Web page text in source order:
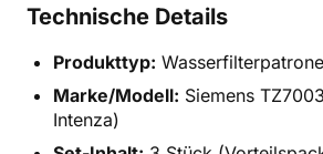
Technische Details
Produkttyp: Wasserfilterpatrone
Marke/Modell: Siemens
Intenza)